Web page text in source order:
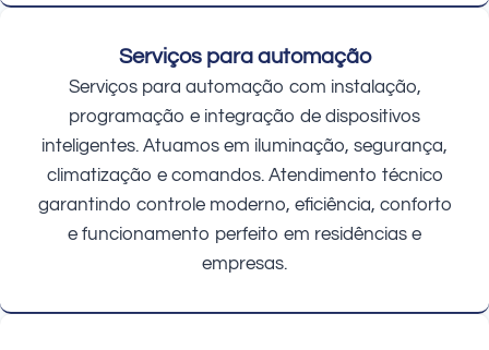
Serviços para automação
Serviços para automação com instalação,
programação e integração de dispositivos
inteligentes. Atuamos em iluminação, segurança,
climatização e comandos. Atendimento técnico
garantindo controle moderno, eficiência, conforto
e funcionamento perfeito em residências e
empresas.